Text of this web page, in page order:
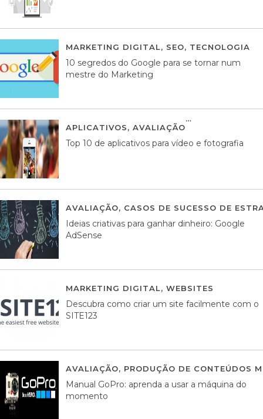
MARKETING DIGITAL, SEO, TECNOLOGIA
10 segredos do Google para se tornar num
mestre do Marketing
APLICATIVOS, AVALIAÇÃO
Top 10 de aplicativos para vídeo e fotografia
AVALIAÇÃO, CASOS DE SUCESSO DE
Ideias criativas para ganhar dinheiro: Google
AdSense
MARKETING DIGITAL, WEBSITES
Descubra como criar um site facilmente com o
SITE123
AVALIAÇÃO, PRODUÇÃO DE CONTEÚDOS
Manual GoPro: aprenda a usar a máquina do
momento